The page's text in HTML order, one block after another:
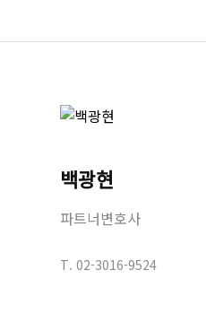
백광현
파트너변호사
T. 02-3016-9524